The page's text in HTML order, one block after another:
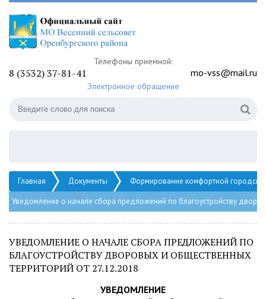
Телефоны приемной:
8 (3532) 37-81-41 mo-vss@mail.ru
Электронное обращение
Главная Документы
Формирование комфортной
Уведомление о начале сбора предложений по благоустройству
УВЕДОМЛЕНИЕ О НАЧАЛЕ СБОРА ПРЕДЛОЖЕНИЙ ПО
БЛАГОУСТРОЙСТВУ ДВОРОВЫХ И ОБЩЕСТВЕННЫХ
ТЕРРИТОРИЙ ОТ 27.12.2018
УВЕДОМЛЕНИЕ